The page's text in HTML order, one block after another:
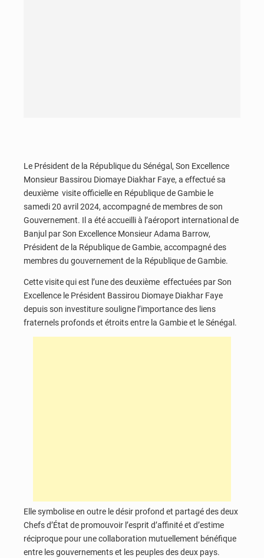
Le Président de la République du Sénégal, Son Excellence
Monsieur Bassirou Diomaye Diakhar Faye, a effectué sa
deuxième visite officielle en République de Gambie le
samedi 20 avril 2024, accompagné de membres de son
Gouvernement. Il a été accueilli à l’aéroport international de
Banjul par Son Excellence Monsieur Adama Barrow,
Président de la République de Gambie, accompagné des
membres du gouvernement de la République de Gambie.
Cette visite qui est l’une des deuxième effectuées par Son
Excellence le Président Bassirou Diomaye Diakhar Faye
depuis son investiture souligne l’importance des liens
fraternels profonds et étroits entre la Gambie et le Sénégal.
Elle symbolise en outre le désir profond et partagé des deux
Chefs d’État de promouvoir l’esprit d’affinité et d’estime
réciproque pour une collaboration mutuellement bénéfique
entre les gouvernements et les peuples des deux pays.